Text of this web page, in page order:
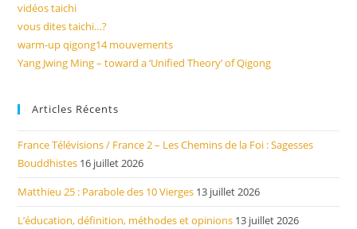
vidéos taichi
vous dites taichi…?
warm-up qigong14 mouvements
Yang Jwing Ming – toward a ‘Unified Theory’ of Qigong
Articles Récents
France Télévisions / France 2 – Les Chemins de la Foi : Sagesses
Bouddhistes 16 juillet 2026
Matthieu 25 : Parabole des 10 Vierges 13 juillet 2026
L’éducation, définition, méthodes et opinions 13 juillet 2026